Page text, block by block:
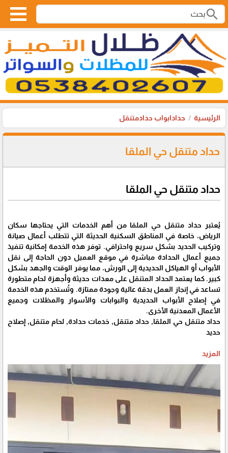
search
الرئيسية حدادابواب حدادمتنقل
حداد متنقل حي الملقا
حداد متنقل حي الملقا
يُعتبر حداد متنقل حي الملقا من أهم الخدمات التي يحتاجها سكان
الرياض، خاصة في المناطق السكنية الحديثة التي تتطلب أعمال صيانة
وتركيب الحديد بشكل سريع واحترافي. توفر هذه الخدمة إمكانية تنفيذ
جميع أعمال الحدادة مباشرة في موقع العميل دون الحاجة إلى نقل
الأبواب أو الهياكل الحديدية إلى الورش، مما يوفر الوقت والجهد بشكل
كبير. كما يعتمد الحداد المتنقل على معدات حديثة وأجهزة لحام متطورة
تساعد في إنجاز العمل بدقة عالية وجودة ممتازة. وتُستخدم هذه الخدمة
في إصلاح الأبواب الحديدية والبوابات والأسوار والمظلات وجميع
الأعمال المعدنية الأخرى.
حداد متنقل حي الملقا, حداد متنقل, خدمات حدادة, لحام متنقل, إصلاح
حديد
المزيد